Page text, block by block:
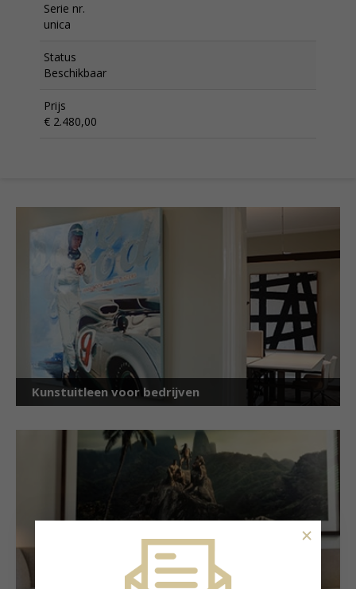
Serie nr.
unica
Status
Beschikbaar
Prijs
€ 2.480,00
Kunstuitleen voor bedrijven
×